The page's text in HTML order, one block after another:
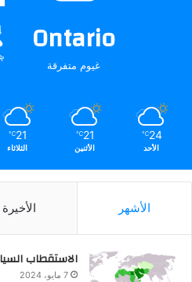
Ontario
غيوم متفرقة
24
℃
الأحد
21
℃
الأثنين
21
℃
الثلاثاء
الأشهر الأخيرة
الاستقطاب
7 مايو، 2024